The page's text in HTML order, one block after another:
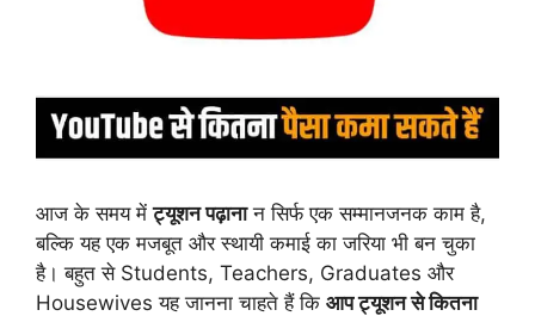
आज के समय मेंट्यूशन पढ़ानान सिर्फ एक सम्मानजनक काम है,
बल्कि यह एक मजबूत और स्थायी कमाई का जरिया भी बन चुका
है। बहुत से Students, Teachers, Graduates और
Housewives यह जानना चाहते हैं कि आप ट्यूशन से कितना